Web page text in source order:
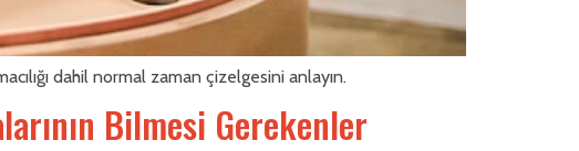
dahil normal zaman çizelgesini anlayın.
Bilmesi Gerekenler